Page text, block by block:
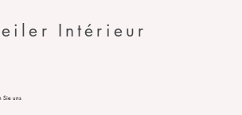
Intérieur
Sie uns